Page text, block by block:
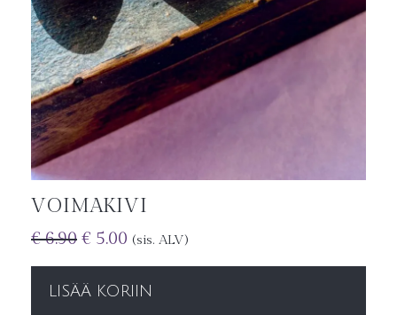
VOIMAKIVI
€6.90 € 5.00 (sis. ALV)
LISÄÄ KORIIN